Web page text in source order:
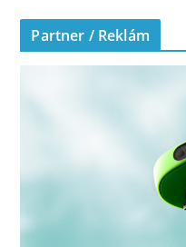
Partner / Reklám